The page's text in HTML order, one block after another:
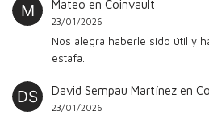
Mateo en Coinvault
23/01/2026
Nos alegra haberle sido útil y
estafa.
David Sempau Martínezen
23/01/2026